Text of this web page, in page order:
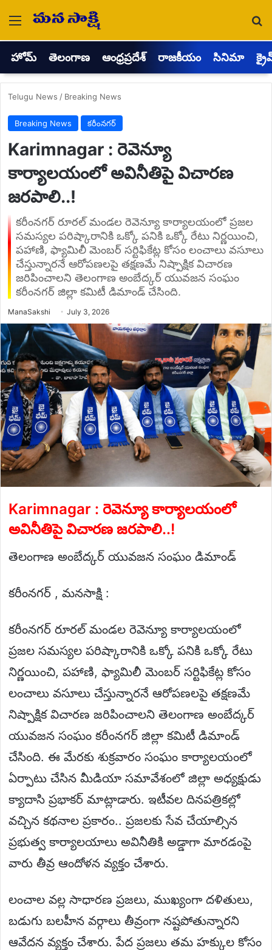
Menu
హోమ్ తెలంగాణ ఆంధ్రప్రదేశ్ రాజకీయం సినిమా
Telugu News / Breaking News
Breaking News కరీంనగర్
Karimnagar : రెవెన్యూ
కార్యాలయంలో అవినీతిపై విచారణ
జరపాలి..!
కరీంనగర్ రూరల్ మండల రెవెన్యూ కార్యాలయంలో ప్రజల
సమస్యల పరిష్కారానికి ఒక్కో పనికి ఒక్కో రేటు నిర్ణయించి,
పహాణి, ఫ్యామిలీ మెంబర్ సర్టిఫికేట్ల కోసం లంచాలు వసూలు
చేస్తున్నారనే ఆరోపణలపై తక్షణమే నిష్పాక్షిక విచారణ
జరిపించాలని తెలంగాణ అంబేద్కర్ యువజన సంఘం
కరీంనగర్ జిల్లా కమిటీ డిమాండ్ చేసింది.
ManaSakshi Send
email
July 3, 2026
Karimnagar : రెవెన్యూ కార్యాలయంలో
అవినీతిపై విచారణ జరపాలి..!
తెలంగాణ అంబేద్కర్ యువజన సంఘం డిమాండ్
కరీంనగర్ , మనసాక్షి :
కరీంనగర్ రూరల్ మండల రెవెన్యూ కార్యాలయంలో
ప్రజల సమస్యల పరిష్కారానికి ఒక్కో పనికి ఒక్కో రేటు
నిర్ణయించి, పహాణి, ఫ్యామిలీ మెంబర్ సర్టిఫికేట్ల కోసం
లంచాలు వసూలు చేస్తున్నారనే ఆరోపణలపై తక్షణమే
నిష్పాక్షిక విచారణ జరిపించాలని తెలంగాణ అంబేద్కర్
యువజన సంఘం కరీంనగర్ జిల్లా కమిటీ డిమాండ్
చేసింది. ఈ మేరకు శుక్రవారం సంఘం కార్యాలయంలో
ఏర్పాటు చేసిన మీడియా సమావేశంలో జిల్లా అధ్యక్షుడు
క్యాదాసి ప్రభాకర్ మాట్లాడారు. ఇటీవల దినపత్రికల్లో
వచ్చిన కథనాల ప్రకారం.. ప్రజలకు సేవ చేయాల్సిన
ప్రభుత్వ కార్యాలయాలు అవినీతికి అడ్డాగా మారడంపై
వారు తీవ్ర ఆందోళన వ్యక్తం చేశారు.
లంచాల వల్ల సాధారణ ప్రజలు, ముఖ్యంగా దళితులు,
బడుగు బలహీన వర్గాలు తీవ్రంగా నష్టపోతున్నారని
ఆవేదన వ్యక్తం చేశారు. పేద ప్రజలు తమ హక్కుల కోసం